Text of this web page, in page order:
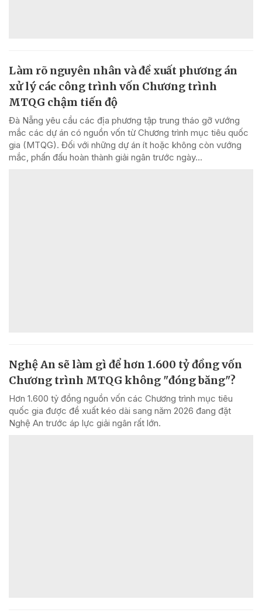
Làm rõ nguyên nhân và đề xuất phương án
xử lý các công trình vốn Chương trình
MTQG chậm tiến độ
Đà Nẵng yêu cầu các địa phương tập trung tháo gỡ vướng
mắc các dự án có nguồn vốn từ Chương trình mục tiêu quốc
gia (MTQG). Đối với những dự án ít hoặc không còn vướng
mắc, phấn đấu hoàn thành giải ngân trước ngày...
Nghệ An sẽ làm gì để hơn 1.600 tỷ đồng vốn
Chương trình MTQG không "đóng băng"?
Hơn 1.600 tỷ đồng nguồn vốn các Chương trình mục tiêu
quốc gia được đề xuất kéo dài sang năm 2026 đang đặt
Nghệ An trước áp lực giải ngân rất lớn.